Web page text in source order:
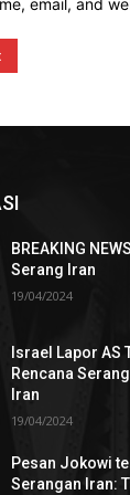
BREAKING
Serang Iran
19/04/2024
Israel Lapor AS
Rencana
Iran
19/04/2024
Pesan Jokowi
Serangan Iran: